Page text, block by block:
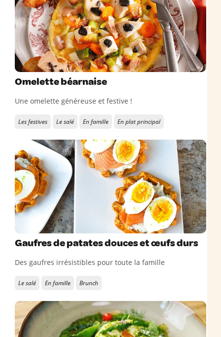
Omelette béarnaise
Une omelette généreuse et festive !
Les festives Le salé En famille En plat principal
Gaufres de patates douces et œufs durs
Des gaufres irrésistibles pour toute la famille
Le salé En famille Brunch